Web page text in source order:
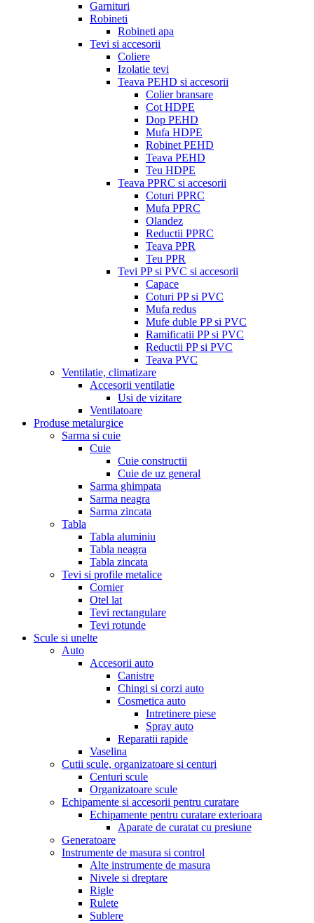
Garnituri
Robineti
Robineti apa
Tevi si accesorii
Coliere
Izolatie tevi
Teava PEHD si accesorii
Colier bransare
Cot HDPE
Dop PEHD
Mufa HDPE
Robinet PEHD
Teava PEHD
Teu HDPE
Teava PPRC si accesorii
Coturi PPRC
Mufa PPRC
Olandez
Reductii PPRC
Teava PPR
Teu PPR
Tevi PP si PVC si accesorii
Capace
Coturi PP si PVC
Mufa redus
Mufe duble PP si PVC
Ramificatii PP si PVC
Reductii PP si PVC
Teava PVC
Ventilatie, climatizare
Accesorii ventilatie
Usi de vizitare
Ventilatoare
Produse metalurgice
Sarma si cuie
Cuie
Cuie constructii
Cuie de uz general
Sarma ghimpata
Sarma neagra
Sarma zincata
Tabla
Tabla aluminiu
Tabla neagra
Tabla zincata
Tevi si profile metalice
Cornier
Otel lat
Tevi rectangulare
Tevi rotunde
Scule si unelte
Auto
Accesorii auto
Canistre
Chingi si corzi auto
Cosmetica auto
Intretinere piese
Spray auto
Reparatii rapide
Vaselina
Cutii scule, organizatoare si centuri
Centuri scule
Organizatoare scule
Echipamente si accesorii pentru curatare
Echipamente pentru curatare exterioara
Aparate de curatat cu presiune
Generatoare
Instrumente de masura si control
Alte instrumente de masura
Nivele si dreptare
Rigle
Rulete
Sublere